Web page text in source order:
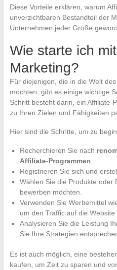
Diese Vorteile erklären, warum
unverzichtbaren Bestandteil der
Unternehmen jeder Größe
Wie starte ich
Marketing?
Für diejenigen, die in die Welt
möchten, gibt es einige wichtige
Schritt besteht darin, ein Affiliate-
zu Ihren Zielen und Fähigkeiten
Hier sind die Schritte, um zu
Recherchieren Sie nach
Affiliate-Programmen
Registrieren Sie sich und
Wählen Sie die Produkte oder
bewerben möchten.
Verwenden Sie Werbemittel
um den Traffic auf die Website
Analysieren Sie die Leistung
Sie Ihre Strategien
Es ist auch möglich, eine
kaufen, um Zeit zu sparen und